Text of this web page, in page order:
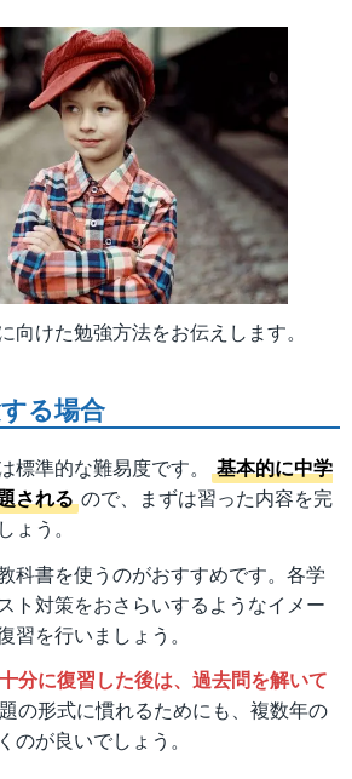
向けた勉強方法をお伝えします。
る場合
標準的な難易度です。
基本的に中学
される ので、まずは習った内容を完
う。
科書を使うのがおすすめです。各学
ト対策をおさらいするようなイメー
習を行いましょう。
分に復習した後は、過去問を解いて
の形式に慣れるためにも、複数年の
のが良いでしょう。